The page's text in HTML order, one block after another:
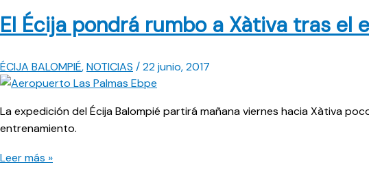
a
toda
la
plantilla
El Écija pondrá rumbo a Xàtiva tras el
ÉCIJA BALOMPIÉ,NOTICIAS /22 junio, 2017
La expedición del Écija Balompié partirá mañana viernes hacia Xàtiva
entrenamiento.
El
Leer más »